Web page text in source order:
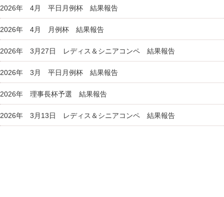
2026年 4月 平日月例杯 結果報告
2026年 4月 月例杯 結果報告
2026年 3月27日 レディス＆シニアコンペ 結果報告
2026年 3月 平日月例杯 結果報告
2026年 理事長杯予選 結果報告
2026年 3月13日 レディス＆シニアコンペ 結果報告